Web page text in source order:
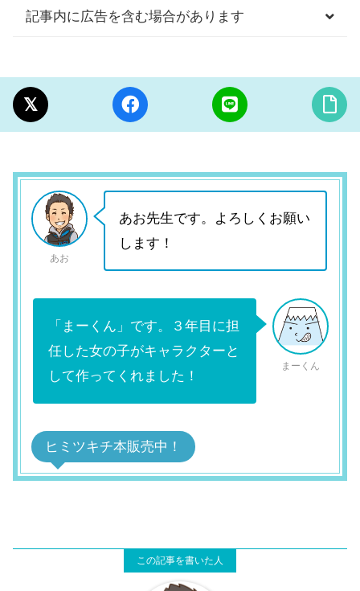
記事内に広告を含む場合があります
あお
あお先生です。よろしくお願い
します！
「まーくん」です。３年目に担
任した女の子がキャラクターと
して作ってくれました！
まーくん
ヒミツキチ本販売中！